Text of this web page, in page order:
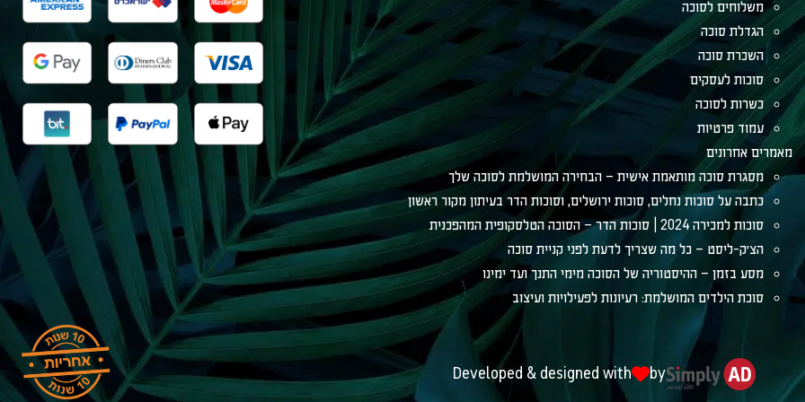
לסוכה
סוכה
סוכה
לעסקים
לסוכה
פרטיות
אחרונים
סוכה מותאמת אישית – הבחירה המושלמת לסוכה שלך
על סוכות נחלים, סוכות ירושלים, וסוכות הדר בעיתון מקור ראשון
למכירה 2024 | סוכות הדר – הסוכה הטלסקופית המהפכנית
ליסט – כל מה שצריך לדעת לפני קניית סוכה
בזמן – ההיסטוריה של הסוכה מימי התנך ועד ימינו
הילדים המושלמת: רעיונות לפעילויות ועיצוב
Developed & designed with by